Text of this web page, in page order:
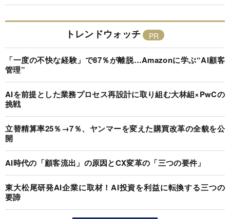
トレンドウォッチ
「一度の不快な経験」で87％が離脱…Amazonに学ぶ“AI顧客
管理”
AIを前提とした業務プロセス再設計に取り組む大林組×PwCの
挑戦
立替精算率25％→7％、ヤンマーを変えた購買改革の全貌を公
開
AI時代の「顧客流出」の原因とCX変革の「三つの要件」
東大松尾研発AI企業に取材！AI投資を利益に転換する三つの
要諦